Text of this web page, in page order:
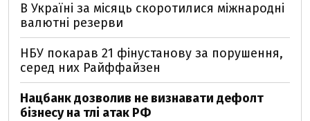
В Україні за місяць скоротилися міжнародні
валютні резерви
НБУ покарав 21 фінустанову за порушення,
серед них Райффайзен
Нацбанк дозволив не визнавати дефолт
бізнесу на тлі атак РФ